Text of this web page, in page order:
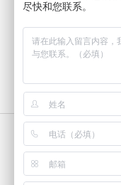
联系QQ
联系邮
联系地
尽快和您联系。